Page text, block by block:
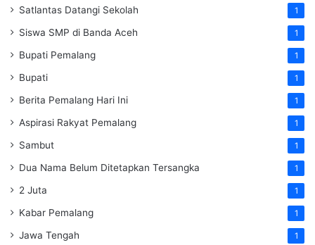
Satlantas Datangi Sekolah 1
Siswa SMP di Banda Aceh 1
Bupati Pemalang 1
Bupati 1
Berita Pemalang Hari Ini 1
Aspirasi Rakyat Pemalang 1
Sambut 1
Dua Nama Belum Ditetapkan Tersangka 1
2 Juta 1
Kabar Pemalang 1
Jawa Tengah 1